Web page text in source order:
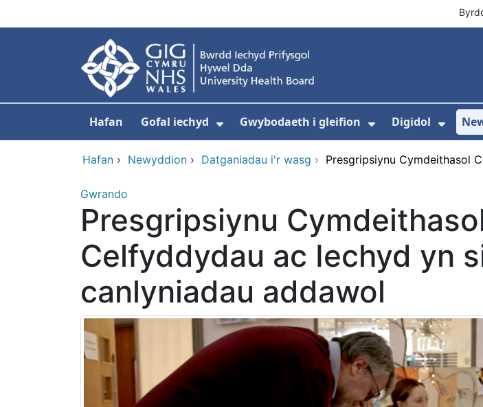
Hafan Gofal iechyd
Dangos isddewislen ar gyfer Gofal
Gwybodaeth i gleifion
Dangos
Digidol
Hafan › Newyddion › Datganiadau i'r wasg › Presgripsiynu Cymdeithasol
Gwrando
Presgripsiynu
Celfyddydau ac Iechyd yn
canlyniadau addawol